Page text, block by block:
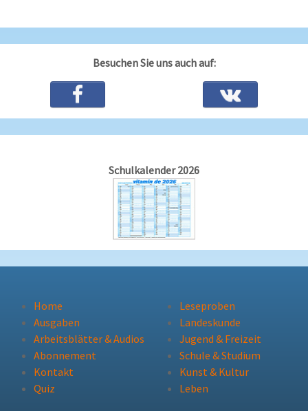
Besuchen Sie uns auch auf:
Schulkalender 2026
Home
Ausgaben
Arbeitsblätter & Audios
Abonnement
Kontakt
Quiz
Leseproben
Landeskunde
Jugend & Freizeit
Schule & Studium
Kunst & Kultur
Leben